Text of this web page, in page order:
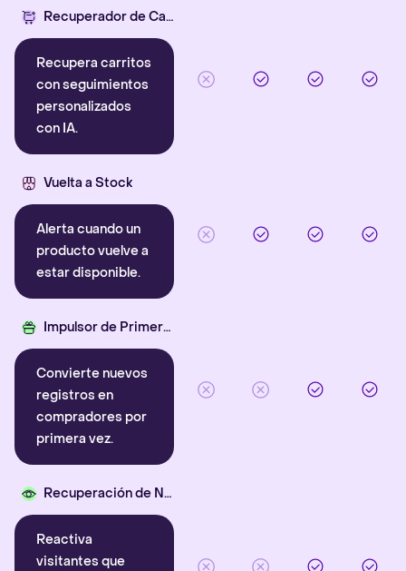
Recuperador de Carritos con IA
Recupera carritos
con seguimientos
personalizados
con IA.
Vuelta a Stock
Alerta cuando un
producto vuelve a
estar disponible.
Impulsor de Primera Compra
Convierte nuevos
registros en
compradores por
primera vez.
Recuperación de Navegación
Reactiva
visitantes que